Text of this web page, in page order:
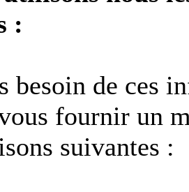
:
besoin de ces
fournir un
suivantes :